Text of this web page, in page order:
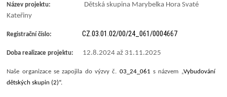
Název projektu:
Dětská skupina Marybelka Hora Svaté
Kateřiny
Registrační číslo: CZ.03.01.02/00/24_061/0004667
Doba realizace projektu: 12.8.2024 až 31.11.2025
Naše organizace se zapojila do výzvy č. 03_24_061s názvem „Vybudování
dětských skupin (2)“.